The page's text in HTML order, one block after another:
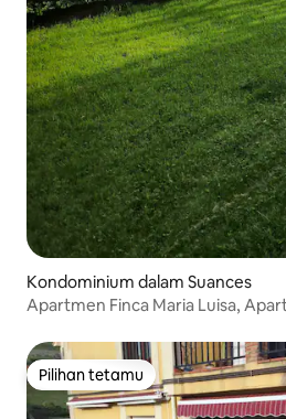
Kondominium dalam Suances
Apartmen Finca Maria Luisa,
Pilihan tetamu
Pilihan tetamu